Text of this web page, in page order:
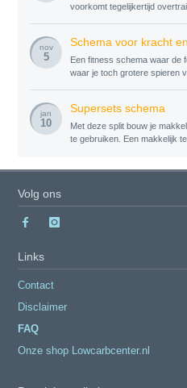
voorkomt tegelijkertijd
nov
5
Schema voor kracht
Een fitness schema waar de
waar je toch grotere spieren
jan
10
Supersets schema
Met deze split bouw je
te gebruiken. Een makkelijk
Volg ons
Links
Contact
Disclaimer
FAQ
Onze shop Lowcarbcenter.nl